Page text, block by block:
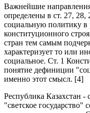
Важнейшие
определены в ст. 27, 28,
социальную политику в
конституционного
стран тем самым
характеризует то или
социальное. Ст. 1
понятие дефиниции
именно этот смысл. [4]
Республика Казахстан -
"светское